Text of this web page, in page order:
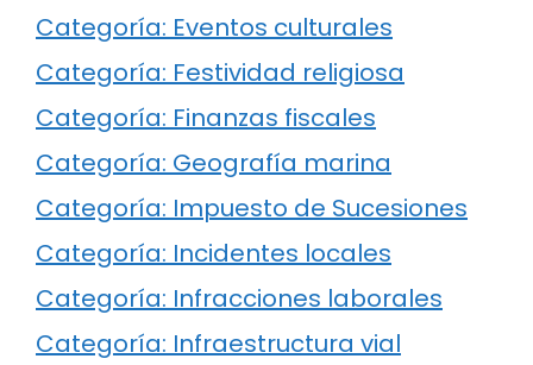
Categoría: Eventos culturales
Categoría: Festividad religiosa
Categoría: Finanzas fiscales
Categoría: Geografía marina
Categoría: Impuesto de Sucesiones
Categoría: Incidentes locales
Categoría: Infracciones laborales
Categoría: Infraestructura vial